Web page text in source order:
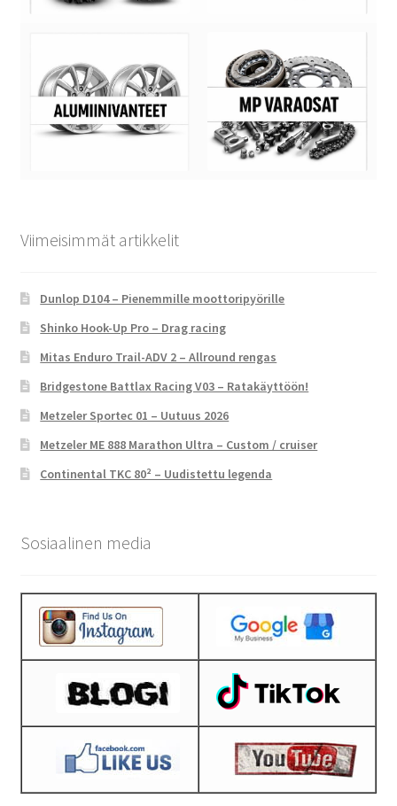
Viimeisimmät artikkelit
Dunlop D104 – Pienemmille moottoripyörille
Shinko Hook-Up Pro – Drag racing
Mitas Enduro Trail-ADV 2 – Allround rengas
Bridgestone Battlax Racing V03 – Ratakäyttöön!
Metzeler Sportec 01 – Uutuus 2026
Metzeler ME 888 Marathon Ultra – Custom / cruiser
Continental TKC 80² – Uudistettu legenda
Sosiaalinen media